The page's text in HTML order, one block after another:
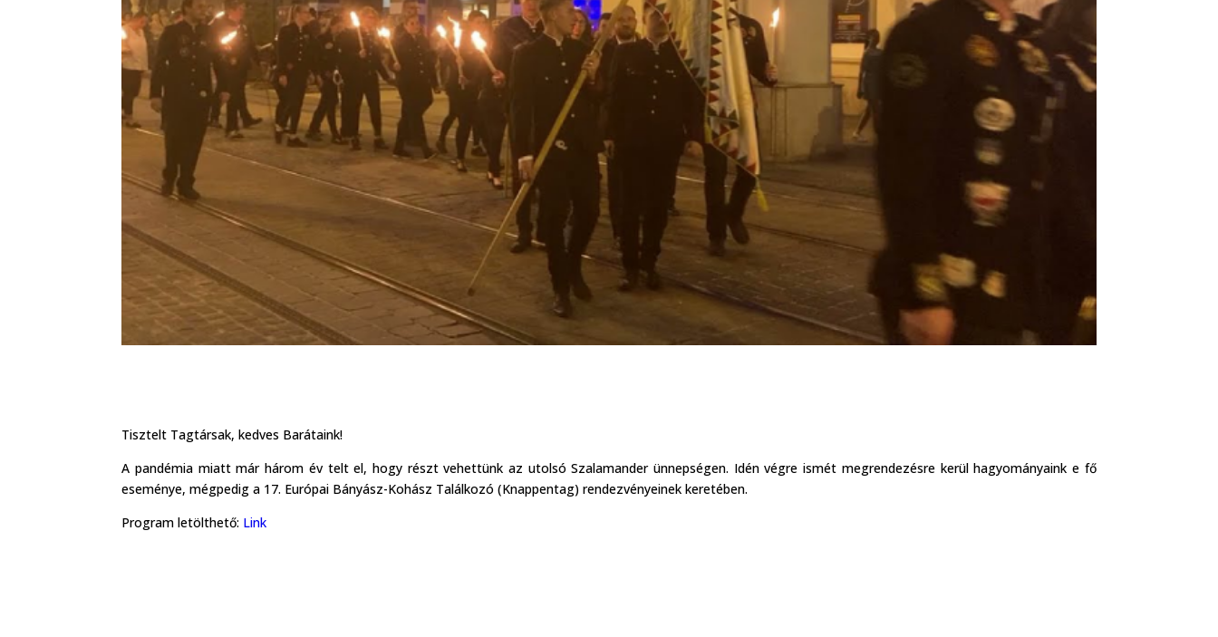
Tisztelt Tagtársak, kedves Barátaink!
A pandémia miatt már három év telt el, hogy részt vehettünk az utolsó Szalamander ünnepségen. Idén végre ismét megrendezésre kerül hagyományaink e fő
eseménye, mégpedig a 17. Európai Bányász-Kohász Találkozó (Knappentag) rendezvényeinek keretében.
Program letölthető: Link